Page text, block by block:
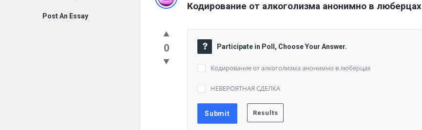
Кодирование от алкоголизма анонимно в люберцах
0 Participate in Poll, Choose Your Answer.
Кодирование от алкоголизма анонимно в люберцах
НЕВЕРОЯТНАЯ СДЕЛКА
Post An Essay